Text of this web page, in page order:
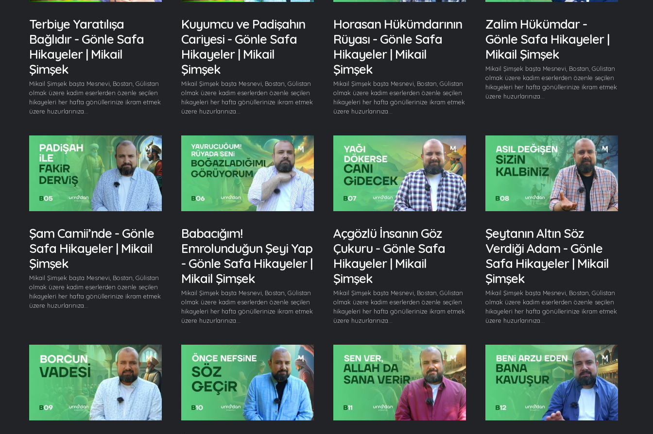
Terbiye Yaratılışa
Bağlıdır - Gönle Safa
Hikayeler | Mikail
Şimşek
Mikail Şimşek başta Mesnevi, Bostan, Gülistan
olmak üzere kadim eserlerden özenle seçilen
hikayeleri her hafta gönüllerinize ikram etmek
üzere huzurlarınıza...
Kuyumcu ve Padişahın
Cariyesi - Gönle Safa
Hikayeler | Mikail
Şimşek
Mikail Şimşek başta Mesnevi, Bostan, Gülistan
olmak üzere kadim eserlerden özenle seçilen
hikayeleri her hafta gönüllerinize ikram etmek
üzere huzurlarınıza...
Horasan Hükümdarının
Rüyası - Gönle Safa
Hikayeler | Mikail
Şimşek
Mikail Şimşek başta Mesnevi, Bostan, Gülistan
olmak üzere kadim eserlerden özenle seçilen
hikayeleri her hafta gönüllerinize ikram etmek
üzere huzurlarınıza...
Zalim Hükümdar -
Gönle Safa Hikayeler |
Mikail Şimşek
Mikail Şimşek başta Mesnevi, Bostan, Gülistan
olmak üzere kadim eserlerden özenle seçilen
hikayeleri her hafta gönüllerinize ikram etmek
üzere huzurlarınıza...
Şam Camii’nde - Gönle
Safa Hikayeler | Mikail
Şimşek
Mikail Şimşek başta Mesnevi, Bostan, Gülistan
olmak üzere kadim eserlerden özenle seçilen
hikayeleri her hafta gönüllerinize ikram etmek
üzere huzurlarınıza...
Babacığım!
Emrolunduğun Şeyi Yap
- Gönle Safa Hikayeler |
Mikail Şimşek
Mikail Şimşek başta Mesnevi, Bostan, Gülistan
olmak üzere kadim eserlerden özenle seçilen
hikayeleri her hafta gönüllerinize ikram etmek
üzere huzurlarınıza...
Açgözlü İnsanın Göz
Çukuru - Gönle Safa
Hikayeler | Mikail
Şimşek
Mikail Şimşek başta Mesnevi, Bostan, Gülistan
olmak üzere kadim eserlerden özenle seçilen
hikayeleri her hafta gönüllerinize ikram etmek
üzere huzurlarınıza...
Şeytanın Altın Söz
Verdiği Adam - Gönle
Safa Hikayeler | Mikail
Şimşek
Mikail Şimşek başta Mesnevi, Bostan, Gülistan
olmak üzere kadim eserlerden özenle seçilen
hikayeleri her hafta gönüllerinize ikram etmek
üzere huzurlarınıza...